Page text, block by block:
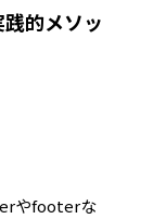
的メソッ
やfooterな